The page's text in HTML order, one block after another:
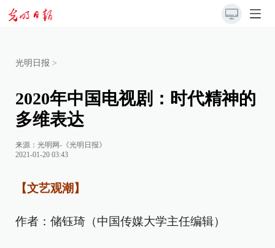
光明日报 >
2020年中国电视剧：时代精神的
多维表达
来源： 光明网-《光明日报》
2021-01-20 03:43
【文艺观潮】
作者：储钰琦（中国传媒大学主任编辑）